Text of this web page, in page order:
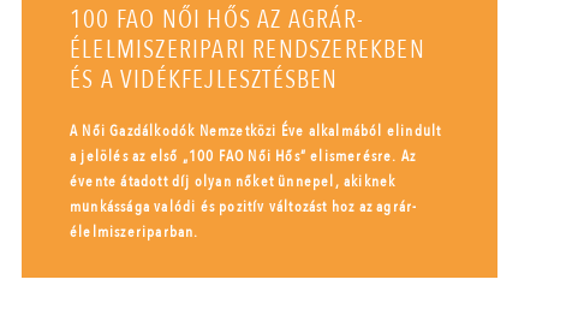
100 FAO NŐI HŐS AZ AGRÁR-
ÉLELMISZERIPARI RENDSZEREKBEN
ÉS A VIDÉKFEJLESZTÉSBEN
A Női Gazdálkodók Nemzetközi Éve alkalmából elindult
a jelölés az első „100 FAO Női Hős” elismerésre. Az
évente átadott díj olyan nőket ünnepel, akiknek
munkássága valódi és pozitív változást hoz az agrár-
élelmiszeriparban.